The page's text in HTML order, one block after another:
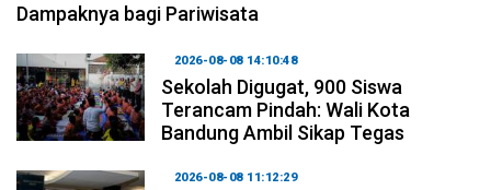
Dampaknya bagi Pariwisata
2026-08-08 14:10:48
Sekolah Digugat, 900 Siswa
Terancam Pindah: Wali Kota
Bandung Ambil Sikap Tegas
2026-08-08 11:12:29